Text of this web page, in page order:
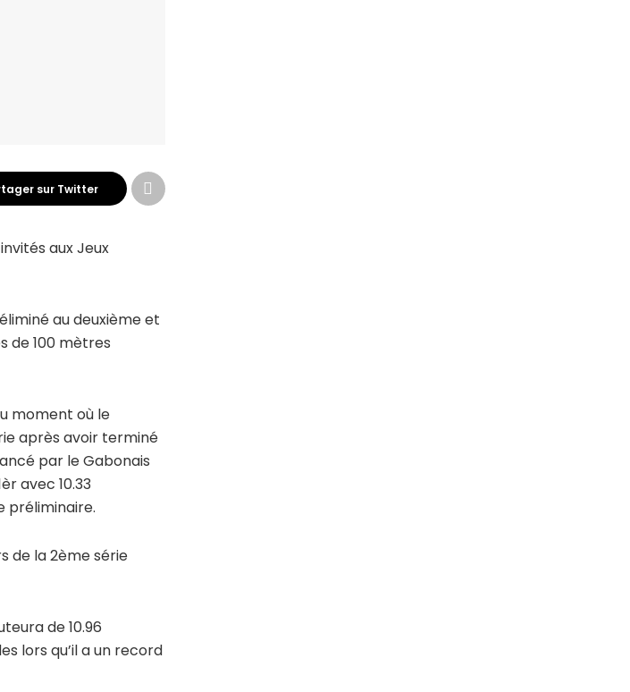
sur Twitter
aux Jeux
au deuxième et
de 100 mètres
moment où le
après avoir terminé
par le Gabonais
avec 10.33
préliminaire.
de la 2ème série
de 10.96
lors qu’il a un record